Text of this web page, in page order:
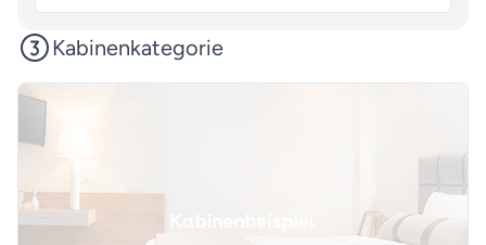
Kabinenkategorie